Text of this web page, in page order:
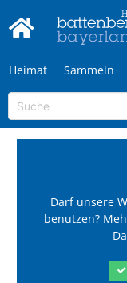
Heimat Sammeln
Darf unsere
benutzen?